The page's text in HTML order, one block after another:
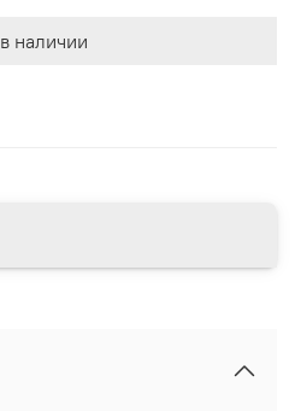
наличии